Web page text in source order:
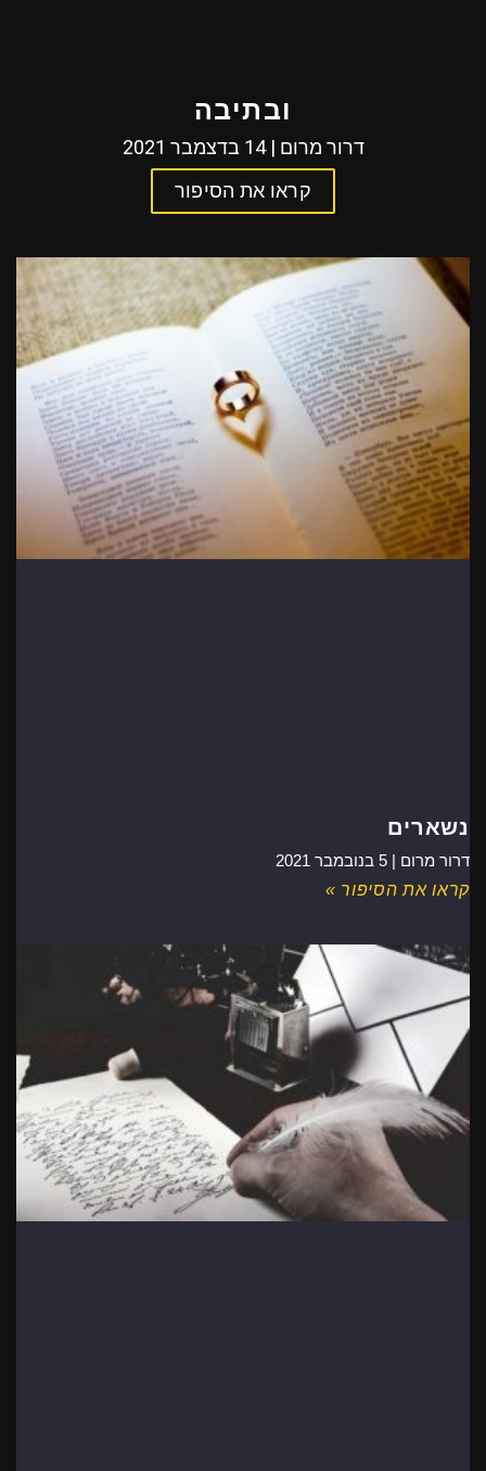
ובתיבה
דרור מרום | 14 בדצמבר 2021
קראו את הסיפור
נשארים
דרור מרום | 5 בנובמבר 2021
קראו את הסיפור »